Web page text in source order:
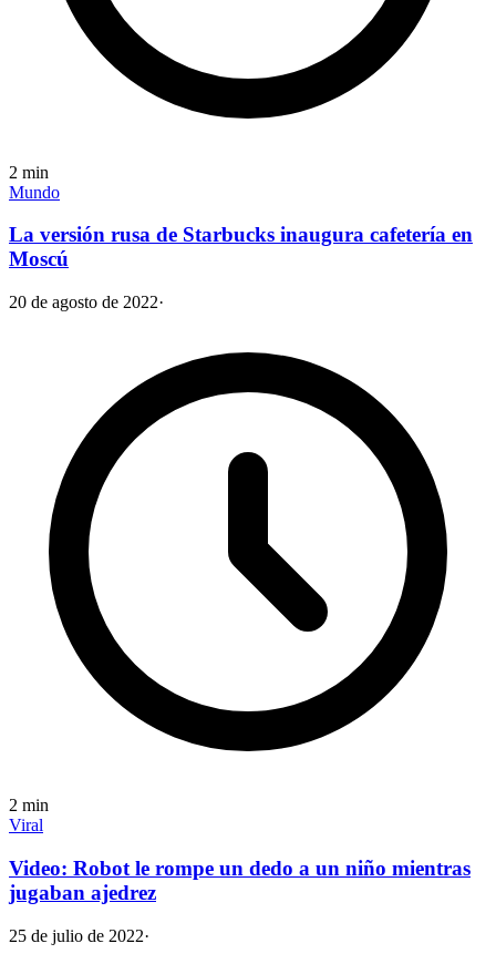
2 min
Mundo
La versión rusa de Starbucks inaugura cafetería en
Moscú
20 de agosto de 2022·
2 min
Viral
Video: Robot le rompe un dedo a un niño mientras
jugaban ajedrez
25 de julio de 2022·